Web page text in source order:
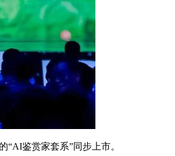
鉴赏家套系”同步上市。